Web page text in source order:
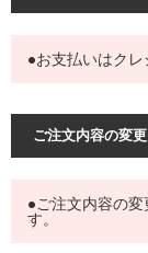
●お支払いはクレ
ご注文内容の変
●ご注文内容の
す。